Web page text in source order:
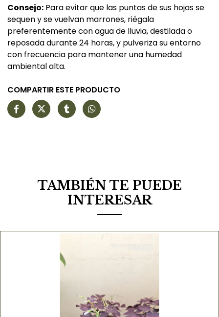
Consejo: Para evitar que las puntas de sus hojas se
sequen y se vuelvan marrones, riégala
preferentemente con agua de lluvia, destilada o
reposada durante 24 horas, y pulveriza su entorno
con frecuencia para mantener una humedad
ambiental alta.
COMPARTIR ESTE PRODUCTO
TAMBIÉN TE PUEDE
INTERESAR